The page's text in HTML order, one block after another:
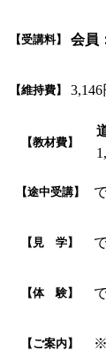
【受講料】 会員
【維持費】 3,146
【教材費】
【途中受講】
【見 学】
【体 験】
【ご案内】 ※